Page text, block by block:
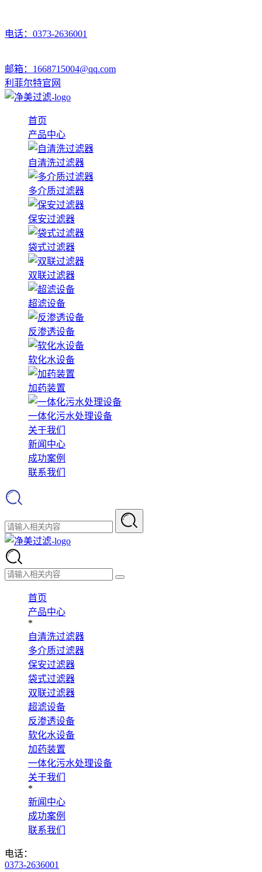
电话：0373-2636001
邮箱：1668715004@qq.com
利菲尔特官网
首页
产品中心
自清洗过滤器
多介质过滤器
保安过滤器
袋式过滤器
双联过滤器
超滤设备
反渗透设备
软化水设备
加药装置
一体化污水处理设备
关于我们
新闻中心
成功案例
联系我们
首页
产品中心
*
自清洗过滤器
多介质过滤器
保安过滤器
袋式过滤器
双联过滤器
超滤设备
反渗透设备
软化水设备
加药装置
一体化污水处理设备
关于我们
*
新闻中心
成功案例
联系我们
电话：
0373-2636001